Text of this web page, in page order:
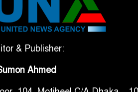
& Publisher:
Ahmed